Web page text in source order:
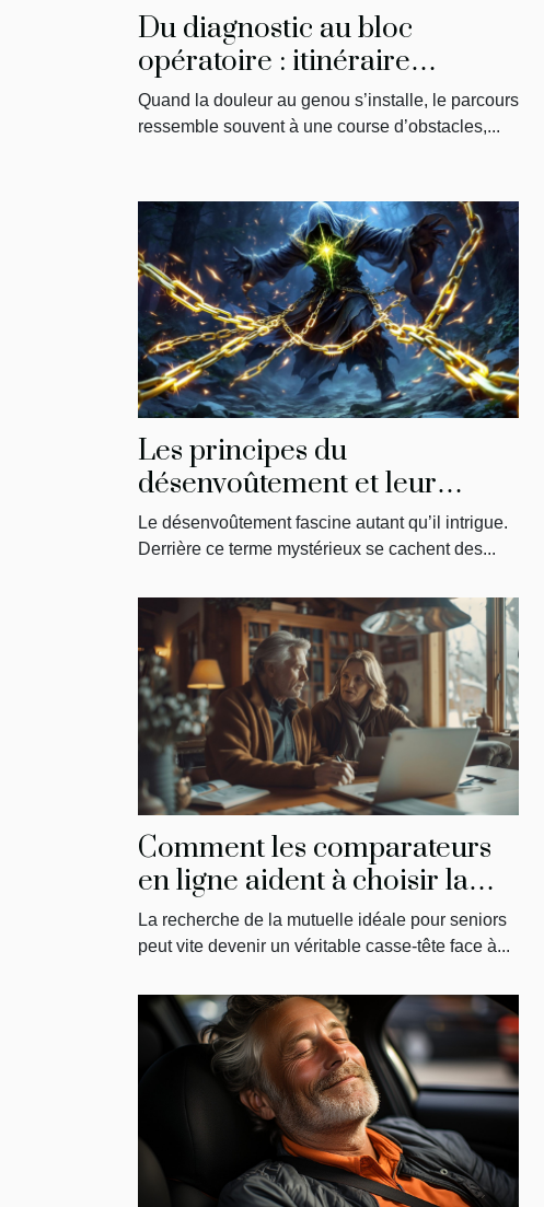
Du diagnostic au bloc
opératoire : itinéraire
singulier d’un patient
Quand la douleur au genou s’installe, le parcours
ressemble souvent à une course d’obstacles,...
Les principes du
désenvoûtement et leur
impact sur la libération
énergétique
Le désenvoûtement fascine autant qu’il intrigue.
Derrière ce terme mystérieux se cachent des...
Comment les comparateurs
en ligne aident à choisir la
meilleure mutuelle pour
seniors
La recherche de la mutuelle idéale pour seniors
peut vite devenir un véritable casse-tête face à...